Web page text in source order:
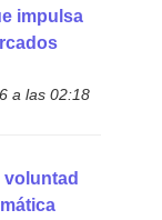
impulsa
a las 02:18
voluntad